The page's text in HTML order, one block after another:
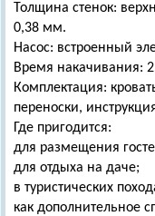
Толщина стенок:
0,38 мм.
Насос: встроенный
Время накачивания:
Комплектация:
переноски,
Где пригодится:
для размещения
для отдыха на даче;
в туристических
как дополнительное